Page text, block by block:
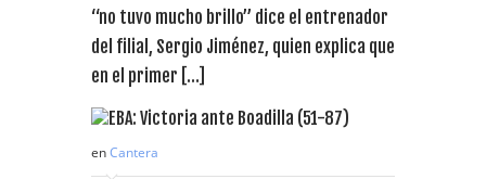
“no tuvo mucho brillo” dice el entrenador
del filial, Sergio Jiménez, quien explica que
en el primer […]
enCantera